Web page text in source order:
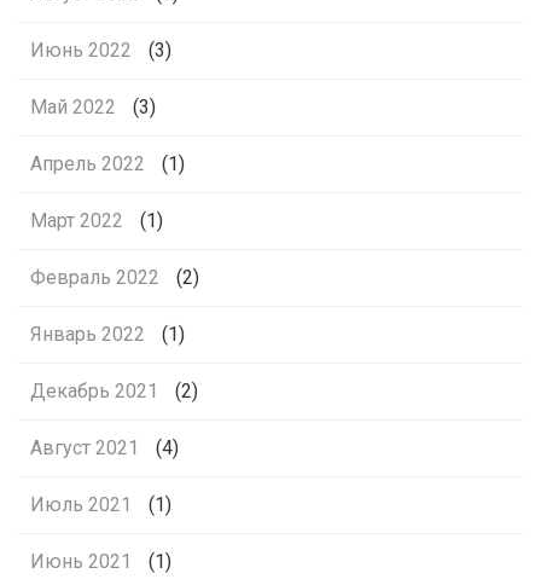
Июнь 2022 (3)
Май 2022 (3)
Апрель 2022 (1)
Март 2022 (1)
Февраль 2022 (2)
Январь 2022 (1)
Декабрь 2021 (2)
Август 2021 (4)
Июль 2021 (1)
Июнь 2021 (1)